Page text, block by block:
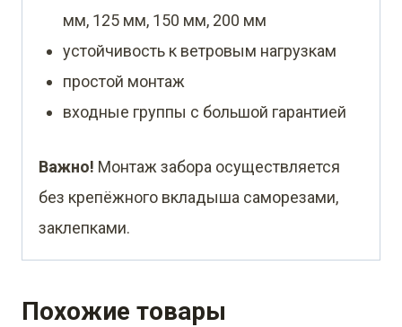
мм, 125 мм, 150 мм, 200 мм
устойчивость к ветровым нагрузкам
простой монтаж
входные группы с большой гарантией
Важно! Монтаж забора осуществляется
без крепёжного вкладыша саморезами,
заклепками.
Похожие товары